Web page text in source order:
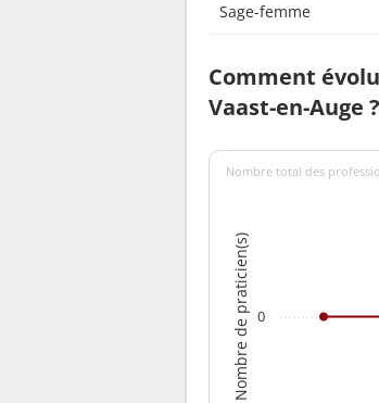
Sage-femme
Comment
Vaast-en-Auge ?
Nombre de praticien(s)
Nombre total des
0